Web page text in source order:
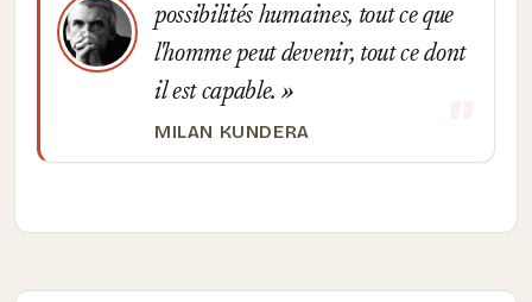
possibilités humaines, tout ce que
l'homme peut devenir, tout ce dont
il est capable.
MILAN KUNDERA